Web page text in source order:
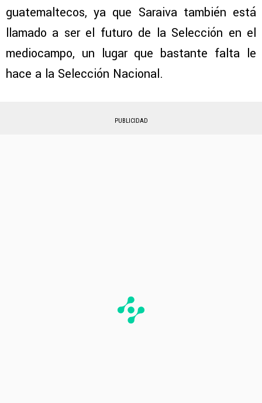
guatemaltecos, ya que Saraiva también está
llamado a ser el futuro de la Selección en el
mediocampo, un lugar que bastante falta le
hace a la Selección Nacional.
PUBLICIDAD